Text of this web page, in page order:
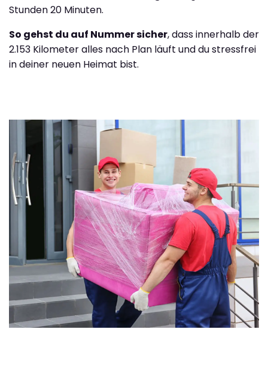
Stunden 20 Minuten.
So gehst du auf Nummer sicher, dass innerhalb der
2.153 Kilometer alles nach Plan läuft und du stressfrei
in deiner neuen Heimat bist.